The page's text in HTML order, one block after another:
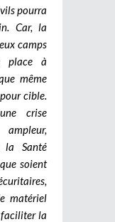
pourra
Car, la
camps
place à
même
cible.
crise
la Santé
soient
matériel
faciliter la